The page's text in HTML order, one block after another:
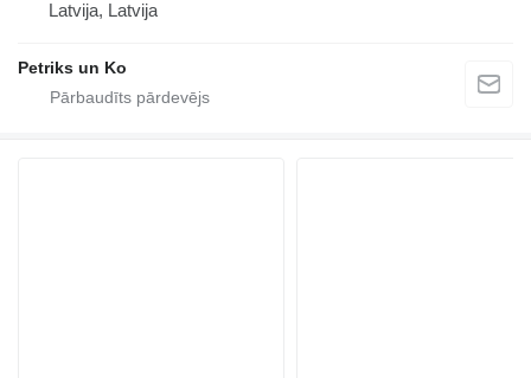
Latvija, Latvija
Petriks un Ko